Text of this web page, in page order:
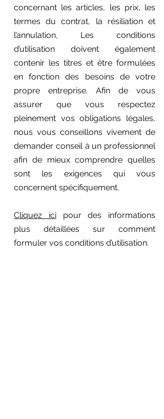
concernant les articles, les prix, les
termes du contrat, la résiliation et
l’annulation, Les conditions
d’utilisation doivent également
contenir les titres et être formulées
en fonction des besoins de votre
propre entreprise. Afin de vous
assurer que vous respectez
pleinement vos obligations légales,
nous vous conseillons vivement de
demander conseil à un professionnel
afin de mieux comprendre quelles
sont les exigences qui vous
concernent spécifiquement.
Cliquez icipour des informations
plus détaillées sur comment
formuler vos conditions d’utilisation.